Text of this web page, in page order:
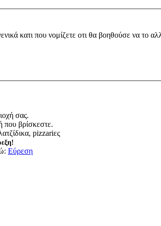
κατι που νομίζετε οτι θα βοηθούσε να το
σας.
που βρίσκεστε.
pizzariες
Εύρεση